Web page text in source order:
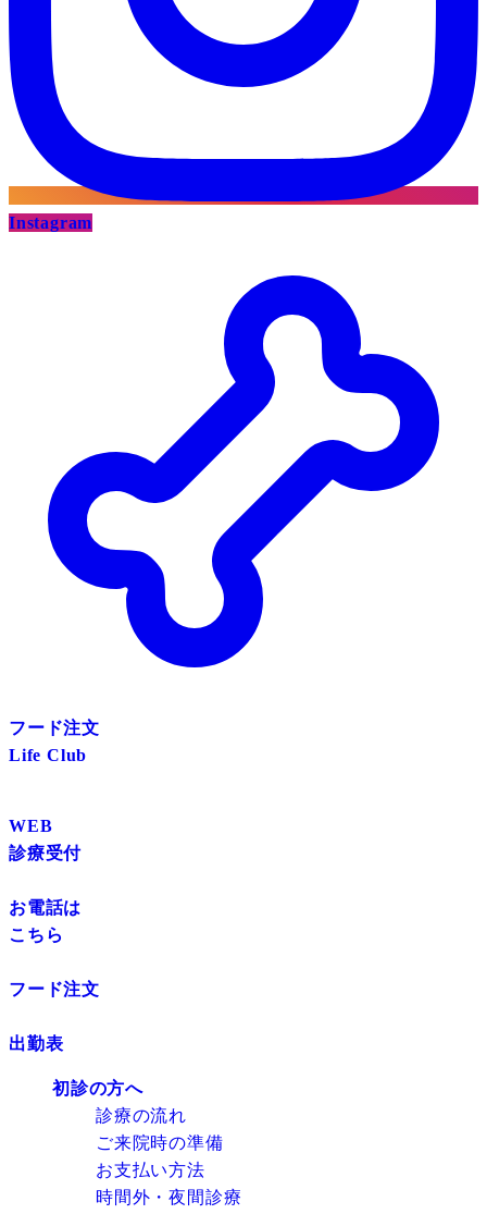
Instagram
フード注文
Life Club
WEB
診療受付
お電話は
こちら
フード注文
出勤表
初診の方へ
診療の流れ
ご来院時の準備
お支払い方法
時間外・夜間診療